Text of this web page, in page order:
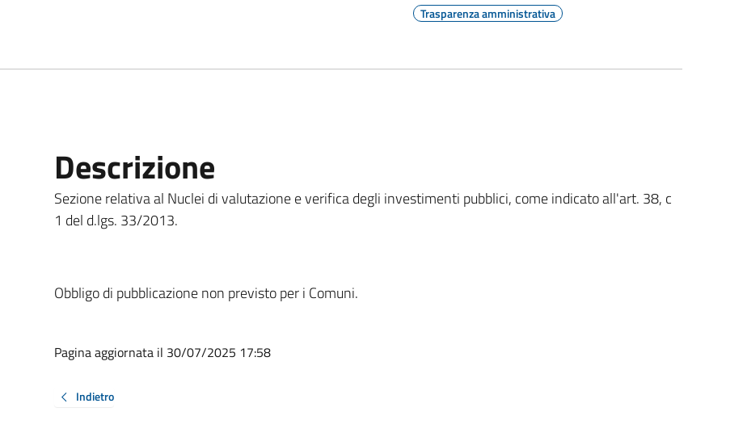
Trasparenza amministrativa
Descrizione
Sezione relativa al Nuclei di valutazione e verifica degli investimenti pubblici, come indicato all'art. 38, c
1 del d.lgs. 33/2013.
Obbligo di pubblicazione non previsto per i Comuni.
Pagina aggiornata il 30/07/2025 17:58
Indietro